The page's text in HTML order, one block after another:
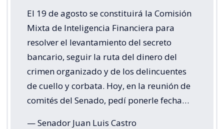
El 19 de agosto se constituirá la Comisión
Mixta de Inteligencia Financiera para
resolver el levantamiento del secreto
bancario, seguir la ruta del dinero del
crimen organizado y de los delincuentes
de cuello y corbata. Hoy, en la reunión de
comités del Senado, pedí ponerle fecha…
— Senador Juan Luis Castro